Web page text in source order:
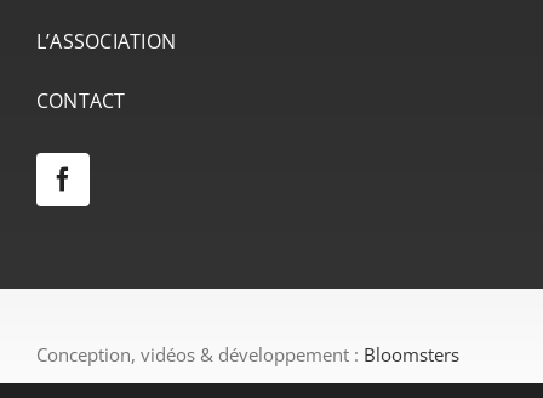
L’ASSOCIATION
CONTACT
Conception, vidéos & développement : Bloomsters